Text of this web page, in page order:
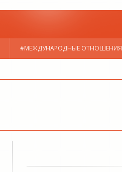
#МЕЖДУНАРОДНЫЕ ОТНОШЕНИЯ